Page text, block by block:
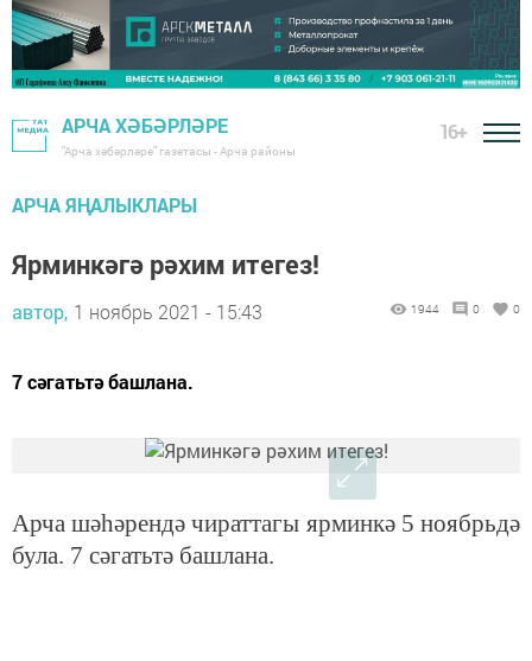
АРЧА ХӘБӘРЛӘРЕ
"Арча хәбәрләре" газетасы - Арча районы
16+
АРЧА ЯҢАЛЫКЛАРЫ
Ярминкәгә рәхим итегез!
автор, 1 ноябрь 2021 - 15:43 1944 0 0
7 сәгатьтә башлана.
Арча шәһәрендә чираттагы ярминкә 5 ноябрьдә
була. 7 сәгатьтә башлана.